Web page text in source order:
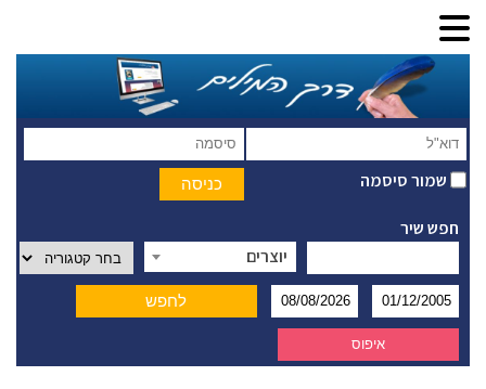
שמור סיסמה
חפש שיר
יוצרים